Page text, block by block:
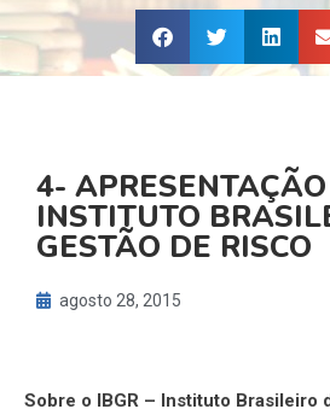
4-
INSTITUTO
GESTÃO DE RISCO
agosto 28, 2015
Sobre o IBGR – Instituto Brasileiro